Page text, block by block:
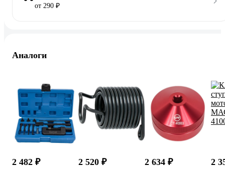
от 290 ₽
Аналоги
2 482 ₽ 2 520 ₽ 2 634 ₽ 2